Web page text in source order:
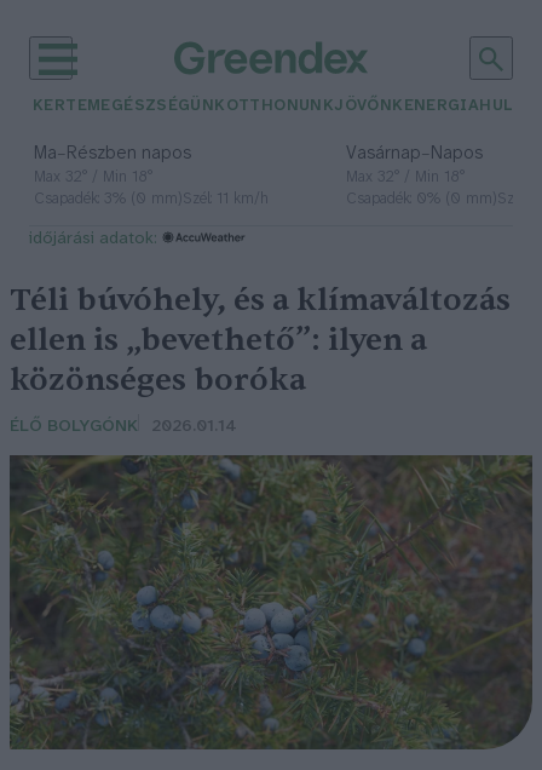
KERTEM EGÉSZSÉGÜNK OTTHONUNKJÖVŐNK ENERGIA
Ma– Részben napos
Max 32° / Min 18°
Csapadék: 3% (0 mm)Szél: 11 km/h
Vasárnap– Napos
Max 32° / Min 18°
Csapadék: 0% (0 mm)Szél:
időjárási adatok:
Téli búvóhely, és a klímaváltozás
ellen is „bevethető”: ilyen a
közönséges boróka
ÉLŐ BOLYGÓNK 2026.01.14